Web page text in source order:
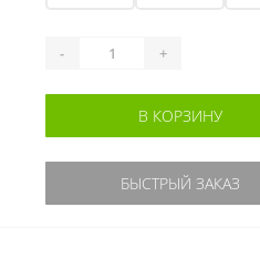
- +
В КОРЗИНУ
БЫСТРЫЙ ЗАКАЗ